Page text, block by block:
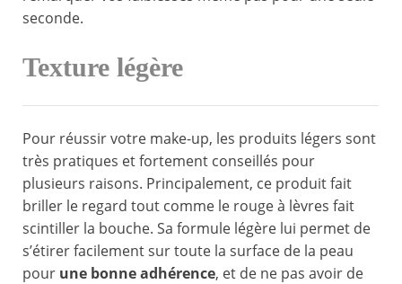
seconde.
Texture légère
Pour réussir votre make-up, les produits légers sont
très pratiques et fortement conseillés pour
plusieurs raisons. Principalement, ce produit fait
briller le regard tout comme le rouge à lèvres fait
scintiller la bouche. Sa formule légère lui permet de
s’étirer facilement sur toute la surface de la peau
pour une bonne adhérence, et de ne pas avoir de